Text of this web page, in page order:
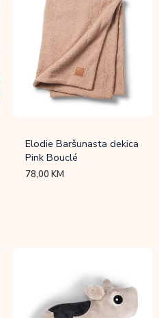
Elodie Baršunasta dekica
Pink Bouclé
78,00KM